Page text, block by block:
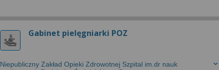
Gabinet pielęgniarki POZ
Niepubliczny Zakład Opieki Zdrowotnej Szpital im.dr nauk